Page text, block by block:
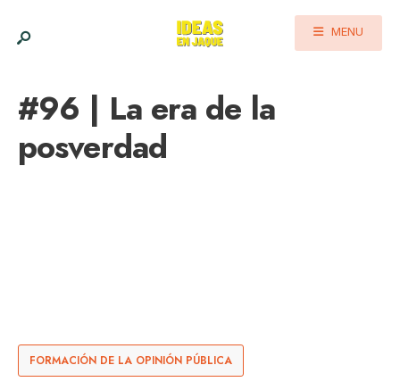
MENU
#96 | La era de la
posverdad
FORMACIÓN DE LA OPINIÓN PÚBLICA